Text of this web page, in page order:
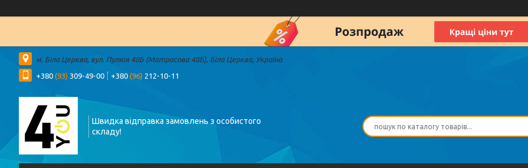
м. Біла Церква, вул. Пулюя 48Б (Матросова 48Б), Біла Церква, Україна
+380 (93) 309-49-00 +380 (96) 212-10-11
Швидка відправка замовлень з особистого
складу!